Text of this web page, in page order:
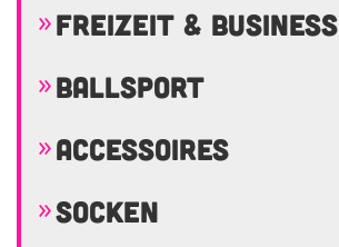
FREIZEIT & BUSINESS
BALLSPORT
ACCESSOIRES
SOCKEN